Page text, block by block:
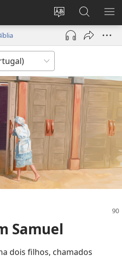
Alterar
língua
Entrar
(abre
janela)
Pesquisar
no
Site
Samuel
dois filhos, chamados